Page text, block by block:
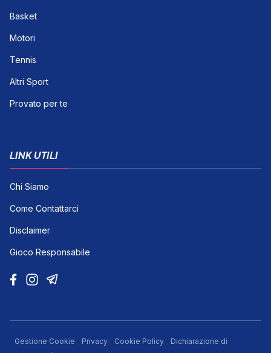
Basket
Motori
Tennis
Altri Sport
Provato per te
LINK UTILI
Chi Siamo
Come Contattarci
Disclaimer
Gioco Responsabile
Gestione Cookie Privacy Cookie Policy
Dichiarazione di